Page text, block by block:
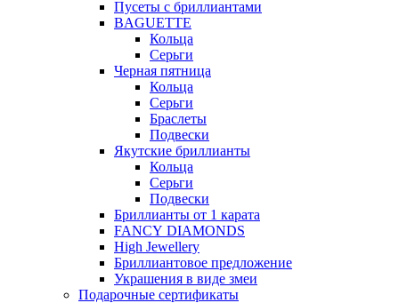
Пусеты с бриллиантами
BAGUETTE
Кольца
Серьги
Черная пятница
Кольца
Серьги
Браслеты
Подвески
Якутские бриллианты
Кольца
Серьги
Подвески
Бриллианты от 1 карата
FANCY DIAMONDS
High Jewellery
Бриллиантовое предложение
Украшения в виде змеи
Подарочные сертификаты